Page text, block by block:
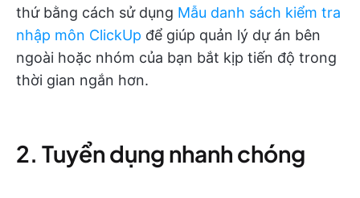
thứ bằng cách sử dụng Mẫu danh sách kiểm tra
nhập môn ClickUp để giúp quản lý dự án bên
ngoài hoặc nhóm của bạn bắt kịp tiến độ trong
thời gian ngắn hơn.
2. Tuyển dụng nhanh chóng